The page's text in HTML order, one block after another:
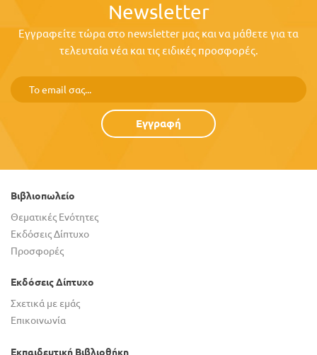
Newsletter
Εγγραφείτε τώρα στο newsletter μας και να μάθετε για τα
τελευταία νέα και τις ειδικές προσφορές.
Εγγραφή
Βιβλιοπωλείο
Θεματικές Ενότητες
Εκδόσεις Δίπτυχο
Προσφορές
Εκδόσεις Δίπτυχο
Σχετικά με εμάς
Επικοινωνία
Εκπαιδευτική Βιβλιοθήκη